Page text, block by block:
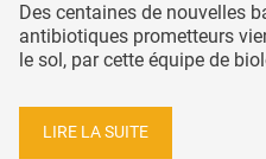
Des centaines de nouvelles
antibiotiques prometteurs
le sol, par cette équipe de
LIRE LA SUITE